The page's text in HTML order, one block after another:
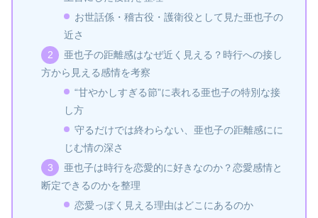
お世話係・稽古役・護衛役として見た亜也子の
近さ
亜也子の距離感はなぜ近く見える？時行への接し
方から見える感情を考察
“甘やかしすぎる節”に表れる亜也子の特別な接
し方
守るだけでは終わらない、亜也子の距離感にに
じむ情の深さ
亜也子は時行を恋愛的に好きなのか？恋愛感情と
断定できるのかを整理
恋愛っぽく見える理由はどこにあるのか